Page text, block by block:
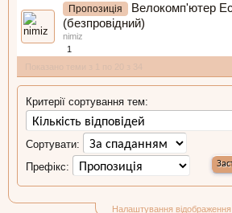
Пропозиція
Велокомп'ютер
(безпровідний)
nimiz
1
Налаштування
Критерії сортування тем:
Сортувати:
Префікс: